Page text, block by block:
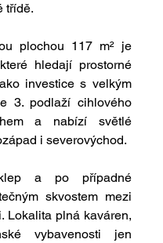
třídě.
plochou 117 m² je
hledají prostorné
investice s velkým
3. podlaží cihlového
a nabízí světlé
i severovýchod.
a po případné
skvostem mezi
Lokalita plná kaváren,
vybavenosti jen